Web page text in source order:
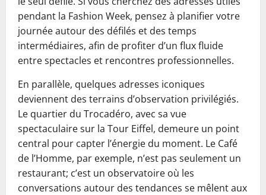
pendant la Fashion Week, pensez à planifier votre
journée autour des défilés et des temps
intermédiaires, afin de profiter d’un flux fluide
entre spectacles et rencontres professionnelles.
En parallèle, quelques adresses iconiques
deviennent des terrains d’observation privilégiés.
Le quartier du Trocadéro, avec sa vue
spectaculaire sur la Tour Eiffel, demeure un point
central pour capter l’énergie du moment. Le Café
de l’Homme, par exemple, n’est pas seulement un
restaurant; c’est un observatoire où les
conversations autour des tendances se mêlent aux